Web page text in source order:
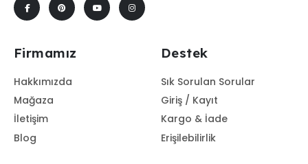
Firmamız
Hakkımızda
Mağaza
İletişim
Blog
Destek
Sık Sorulan Sorular
Giriş / Kayıt
Kargo & İade
Erişilebilirlik